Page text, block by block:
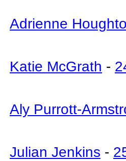
Adrienne
Katie McGrath -
Aly Purrott-
Julian Jenkins -